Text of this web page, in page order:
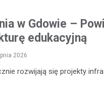
w Gdowie –
edukacyjną
2026
rozwijają się projekty